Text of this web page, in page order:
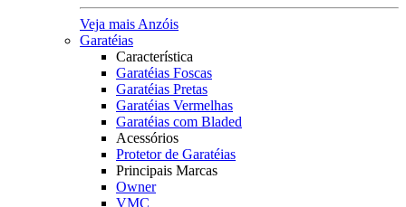
Veja mais Anzóis
Garatéias
Característica
Garatéias Foscas
Garatéias Pretas
Garatéias Vermelhas
Garatéias com Bladed
Acessórios
Protetor de Garatéias
Principais Marcas
Owner
VMC